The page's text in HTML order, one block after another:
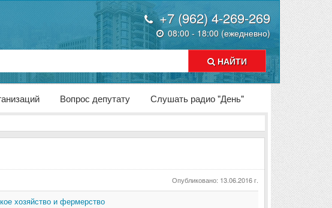
+7 (962) 4-269-269
08:00 - 18:00 (ежедневно)
НАЙТИ
Вопрос депутату Слушать радио "День"
Опубликовано: 13.06.2016 г.
хозяйство и фермерство